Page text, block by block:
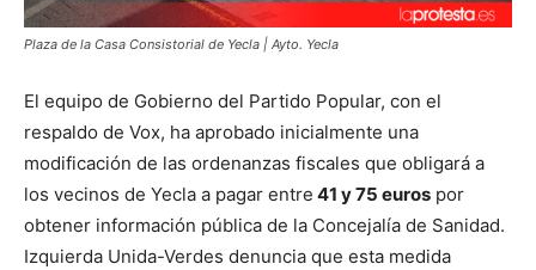
Plaza de la Casa Consistorial de Yecla | Ayto. Yecla
El equipo de Gobierno del Partido Popular, con el
respaldo de Vox, ha aprobado inicialmente una
modificación de las ordenanzas fiscales que obligará a
los vecinos de Yecla a pagar entre 41 y 75 euros por
obtener información pública de la Concejalía de Sanidad.
Izquierda Unida-Verdes denuncia que esta medida